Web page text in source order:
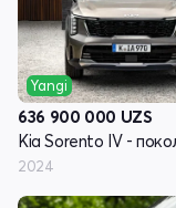
Yangi
636 900 000 UZS
2024